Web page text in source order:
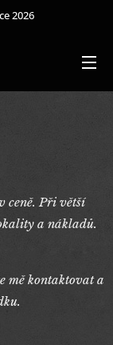
2026
ceně. Při větší
a nákladů.
mě kontaktovat a